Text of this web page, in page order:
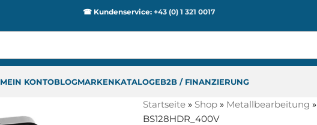
☎ Kundenservice:+43 (0) 1 321 0017
MEIN KONTOBLOGMARKENKATALOGEB2B / FINANZIERUNG
Startseite » Shop » Metallbearbeitung »
BS128HDR_400V